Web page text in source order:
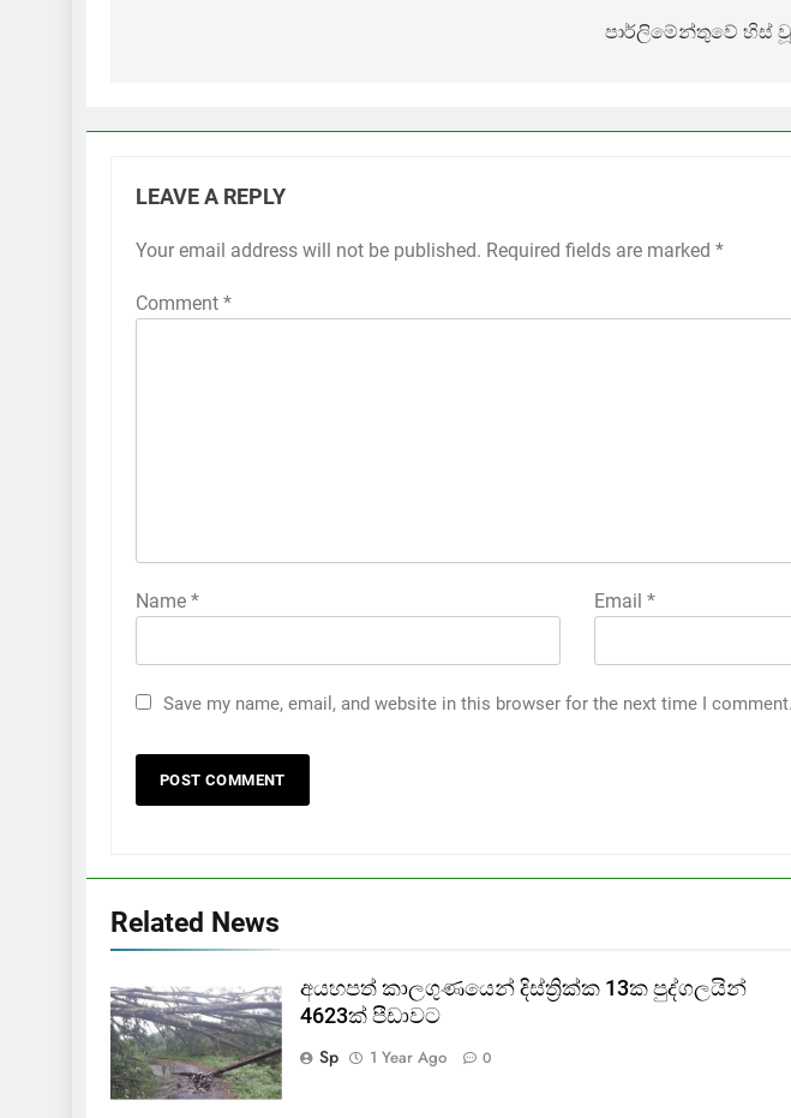
පාර්ලිමේන්තුවේ හිස්
LEAVE A REPLY
Your email address will not be published. Required fields are marked *
Comment *
Name * Email*
Save my name, email, and website in this browser for the next time I comment.
Related News
අයහපත් කාලගුණයෙන් දිස්ත්‍රික්ක 13ක පුද්ගලයින්
4623ක් පීඩාවට
Sp
1 Year Ago 0